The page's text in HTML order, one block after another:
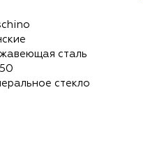
сталь
стекло